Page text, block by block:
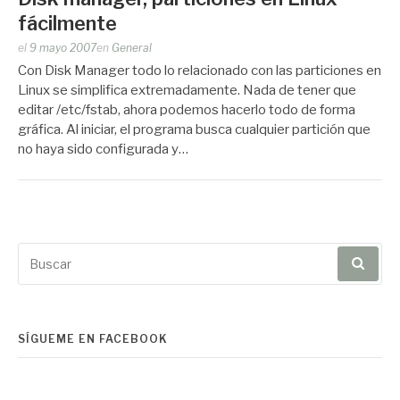
fácilmente
Publicado
por
el 9 mayo 2007en General
Con Disk Manager todo lo relacionado con las particiones en
Linux se simplifica extremadamente. Nada de tener que
editar /etc/fstab, ahora podemos hacerlo todo de forma
gráfica. Al iniciar, el programa busca cualquier partición que
no haya sido configurada y…
por:
SÍGUEME EN FACEBOOK